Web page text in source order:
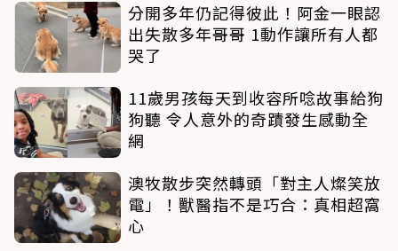
分開多年仍記得彼此！阿金一眼認
出失散多年哥哥 1動作讓所有人都
哭了
11歲男孩每天到收容所唸故事給狗
狗聽 令人意外的奇蹟發生感動全
網
澳牧散步突然轉頭「對主人燦笑放
電」！獸醫指不是巧合：真相超窩
心